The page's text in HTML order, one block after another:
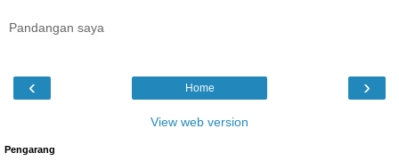
Pandangan saya
‹ ›
Home
View web version
Pengarang